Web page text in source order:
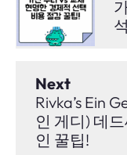
석
Next
Rivka’s Ein
인 게디) 데
인 꿀팁!